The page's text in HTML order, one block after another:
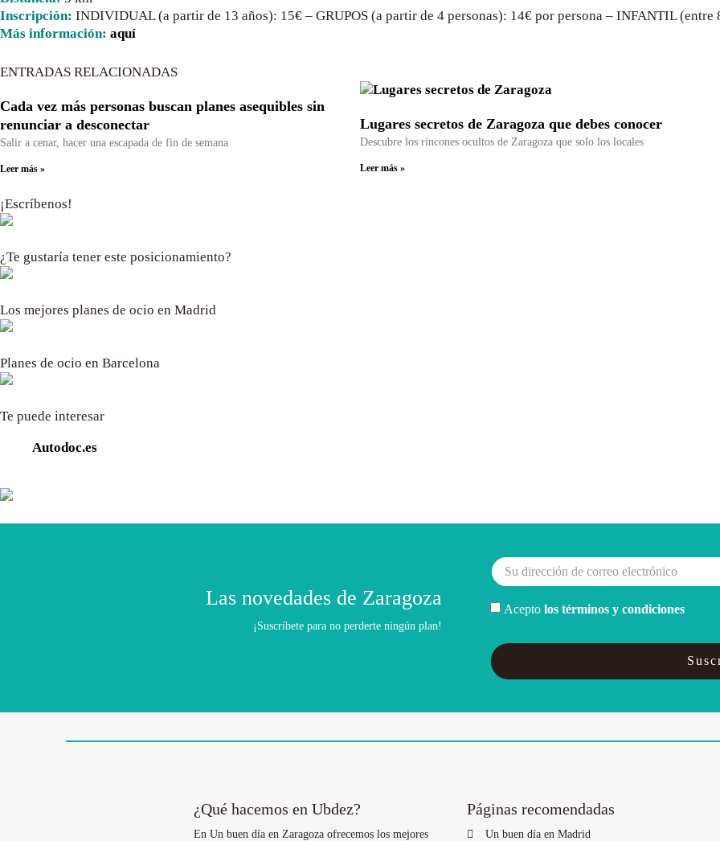
Inscripción: INDIVIDUAL (a partir de 13 años): 15€ – GRUPOS (a partir de 4 personas): 14€ por persona – INFANTIL (entre
Más información: aquí
ENTRADAS RELACIONADAS
Cada vez más personas buscan planes asequibles sin
renunciar a desconectar
Salir a cenar, hacer una escapada de fin de semana
Leer más »
Lugares secretos de Zaragoza que debes conocer
Descubre los rincones ocultos de Zaragoza que solo los locales
Leer más »
¡Escríbenos!
¿Te gustaría tener este posicionamiento?
Los mejores planes de ocio en Madrid
Planes de ocio en Barcelona
Te puede interesar
Autodoc.es
Las novedades de Zaragoza
¡Suscríbete para no perderte ningún plan!
Acepto los términos y condiciones
¿Qué hacemos en Ubdez?
En Un buen día en Zaragoza ofrecemos los mejores
Páginas recomendadas
Un buen día en Madrid